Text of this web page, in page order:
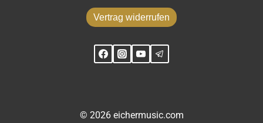
Vertrag widerrufen
© 2026 eichermusic.com